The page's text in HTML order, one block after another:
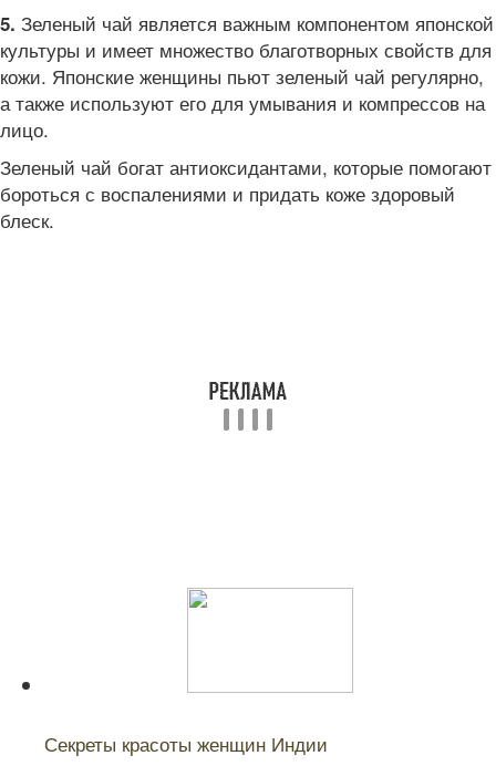
5. Зеленый чай является важным компонентом японской
культуры и имеет множество благотворных свойств для
кожи. Японские женщины пьют зеленый чай регулярно,
а также используют его для умывания и компрессов на
лицо.
Зеленый чай богат антиоксидантами, которые помогают
бороться с воспалениями и придать коже здоровый
блеск.
Секреты красоты женщин Индии